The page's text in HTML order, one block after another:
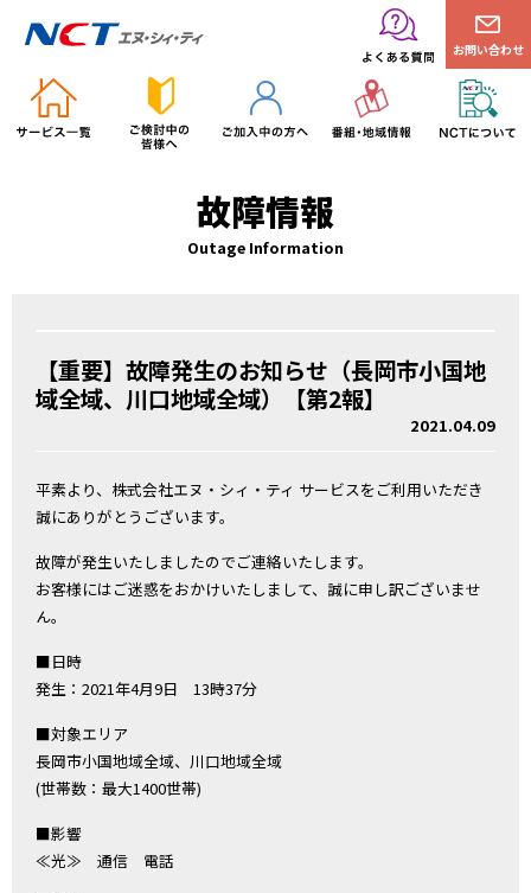
お問い合わせ
故障情報
Outage Information
【重要】故障発生のお知らせ（長岡市小国地
域全域、川口地域全域）【第2報】
2021.04.09
平素より、株式会社エヌ・シィ・ティ サービスをご利用いただき
誠にありがとうございます。
故障が発生いたしましたのでご連絡いたします。
お客様にはご迷惑をおかけいたしまして、誠に申し訳ございませ
ん。
■日時
発生：2021年4月9日 13時37分
■対象エリア
長岡市小国地域全域、川口地域全域
(世帯数：最大1400世帯)
■影響
≪光≫ 通信 電話